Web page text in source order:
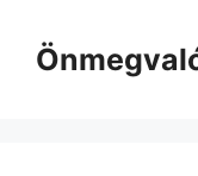
tartalomba